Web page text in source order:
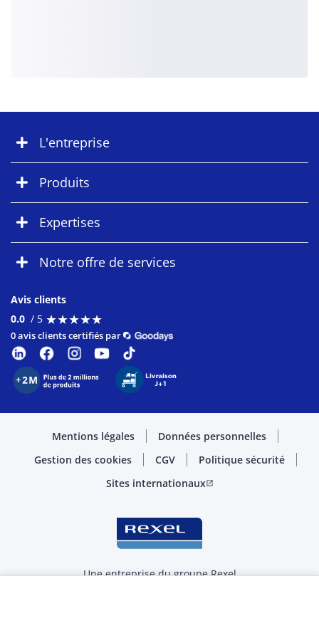
L'entreprise
Produits
Expertises
Notre offre de services
Avis clients
0.0 / 5 ★★★★★
★★★★★
0 avis clients certifiés par
Mentions légales
Données personnelles
Gestion des cookies
CGV
Politique sécurité
Sites internationauxopen_in_new
Une entreprise du groupe Rexel